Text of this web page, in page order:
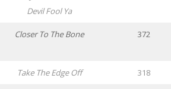
Devil Fool Ya
Closer To The Bone 372
Take The Edge Off 318